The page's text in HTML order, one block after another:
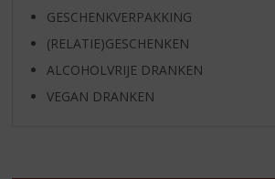
GESCHENKVERPAKKING
(RELATIE)GESCHENKEN
ALCOHOLVRIJE DRANKEN
VEGAN DRANKEN